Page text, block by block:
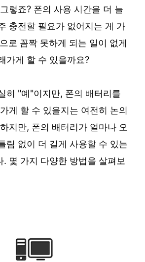
렇죠? 폰의 사용 시간을 더 늘
충전할 필요가 없어지는 게 가
로 꼼짝 못하게 되는 일이 없게
가게 할 수 있을까요?
히 "예"이지만, 폰의 배터리를
게 할 수 있을지는 여전히 논의
지만, 폰의 배터리가 얼마나 오
림 없이 더 길게 사용할 수 있는
. 몇 가지 다양한 방법을 살펴보